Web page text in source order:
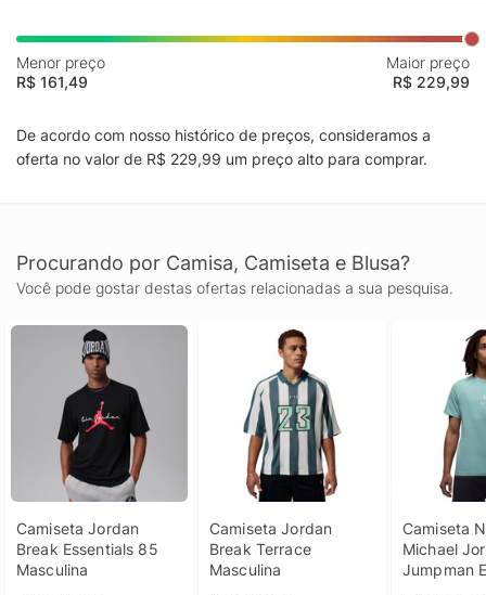
Menor preço
R$ 161,49
Maior preço
R$ 229,99
De acordo com nosso histórico de preços, consideramos a
oferta no valor de R$ 229,99 um preço alto para comprar.
Procurando por Camisa, Camiseta e Blusa?
Você pode gostar destas ofertas relacionadas a sua pesquisa.
Camiseta Jordan
Break Essentials 85
Masculina
Camiseta Jordan
Break Terrace
Masculina
Camiseta
Michael
Jumpman